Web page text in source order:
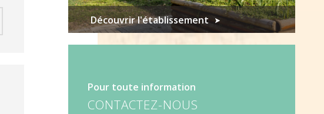
Découvrir l'établissement
Pour toute information
CONTACTEZ-NOUS